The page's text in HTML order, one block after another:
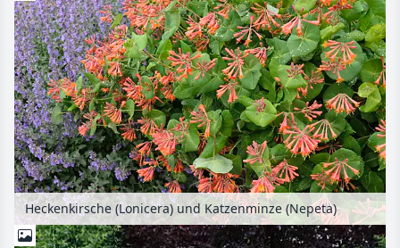
Heckenkirsche (Lonicera) und Katzenminze (Nepeta)